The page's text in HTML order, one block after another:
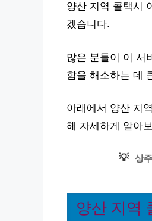
양산 지역 콜택시
겠습니다.
많은 분들이 이 서
함을 해소하는 데
아래에서 양산 지
해 자세하게 알아
💡 상
양산 지역